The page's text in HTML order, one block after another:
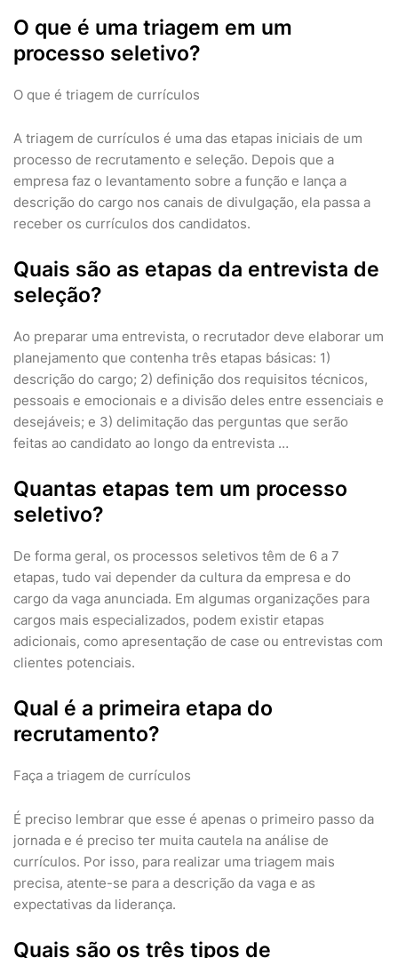
O que é uma triagem em um
processo seletivo?
O que é triagem de currículos
A triagem de currículos é uma das etapas iniciais de um
processo de recrutamento e seleção. Depois que a
empresa faz o levantamento sobre a função e lança a
descrição do cargo nos canais de divulgação, ela passa a
receber os currículos dos candidatos.
Quais são as etapas da entrevista de
seleção?
Ao preparar uma entrevista, o recrutador deve elaborar um
planejamento que contenha três etapas básicas: 1)
descrição do cargo; 2) definição dos requisitos técnicos,
pessoais e emocionais e a divisão deles entre essenciais e
desejáveis; e 3) delimitação das perguntas que serão
feitas ao candidato ao longo da entrevista …
Quantas etapas tem um processo
seletivo?
De forma geral, os processos seletivos têm de 6 a 7
etapas, tudo vai depender da cultura da empresa e do
cargo da vaga anunciada. Em algumas organizações para
cargos mais especializados, podem existir etapas
adicionais, como apresentação de case ou entrevistas com
clientes potenciais.
Qual é a primeira etapa do
recrutamento?
Faça a triagem de currículos
É preciso lembrar que esse é apenas o primeiro passo da
jornada e é preciso ter muita cautela na análise de
currículos. Por isso, para realizar uma triagem mais
precisa, atente-se para a descrição da vaga e as
expectativas da liderança.
Quais são os três tipos de